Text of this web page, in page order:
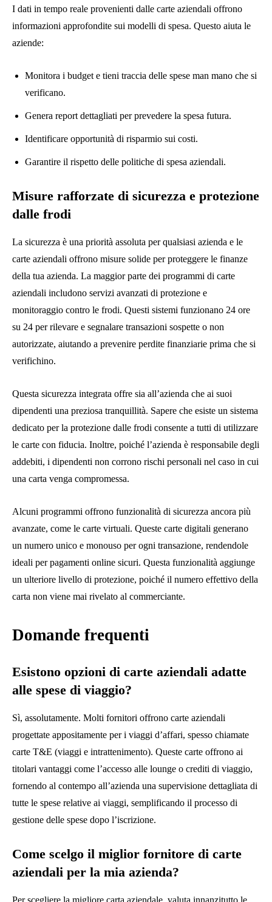
I dati in tempo reale provenienti dalle carte aziendali offrono
informazioni approfondite sui modelli di spesa. Questo aiuta le
aziende:
Monitora i budget e tieni traccia delle spese man mano che si
verificano.
Genera report dettagliati per prevedere la spesa futura.
Identificare opportunità di risparmio sui costi.
Garantire il rispetto delle politiche di spesa aziendali.
Misure rafforzate di sicurezza e protezione
dalle frodi
La sicurezza è una priorità assoluta per qualsiasi azienda e le
carte aziendali offrono misure solide per proteggere le finanze
della tua azienda. La maggior parte dei programmi di carte
aziendali includono servizi avanzati di protezione e
monitoraggio contro le frodi. Questi sistemi funzionano 24 ore
su 24 per rilevare e segnalare transazioni sospette o non
autorizzate, aiutando a prevenire perdite finanziarie prima che si
verifichino.
Questa sicurezza integrata offre sia all’azienda che ai suoi
dipendenti una preziosa tranquillità. Sapere che esiste un sistema
dedicato per la protezione dalle frodi consente a tutti di utilizzare
le carte con fiducia. Inoltre, poiché l’azienda è responsabile degli
addebiti, i dipendenti non corrono rischi personali nel caso in cui
una carta venga compromessa.
Alcuni programmi offrono funzionalità di sicurezza ancora più
avanzate, come le carte virtuali. Queste carte digitali generano
un numero unico e monouso per ogni transazione, rendendole
ideali per pagamenti online sicuri. Questa funzionalità aggiunge
un ulteriore livello di protezione, poiché il numero effettivo della
carta non viene mai rivelato al commerciante.
Domande frequenti
Esistono opzioni di carte aziendali adatte
alle spese di viaggio?
Sì, assolutamente. Molti fornitori offrono carte aziendali
progettate appositamente per i viaggi d’affari, spesso chiamate
carte T&E (viaggi e intrattenimento). Queste carte offrono ai
titolari vantaggi come l’accesso alle lounge o crediti di viaggio,
fornendo al contempo all’azienda una supervisione dettagliata di
tutte le spese relative ai viaggi, semplificando il processo di
gestione delle spese dopo l’iscrizione.
Come scelgo il miglior fornitore di carte
aziendali per la mia azienda?
Per scegliere la migliore carta aziendale, valuta innanzitutto le